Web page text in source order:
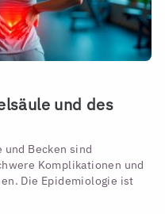
und des
Becken sind
Komplikationen und
Die Epidemiologie ist